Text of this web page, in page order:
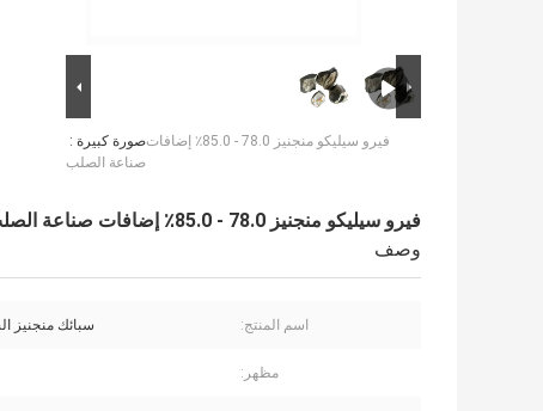
صورة كبيرة :فيرو سيليكو منجنيز 78.0 - 85.0٪ إضافات
صناعة الصلب
فيرو سيليكو منجنيز 78.0 - 85.0٪ إضافات صناعة الصلب
وصف
اسم المنتج: سبائك منجنيز
مظهر: